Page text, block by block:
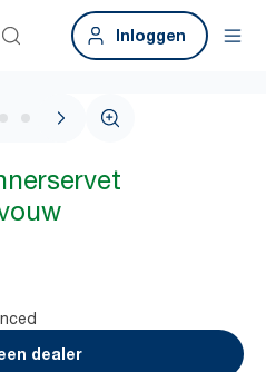
Inloggen
1 / 4
dealer